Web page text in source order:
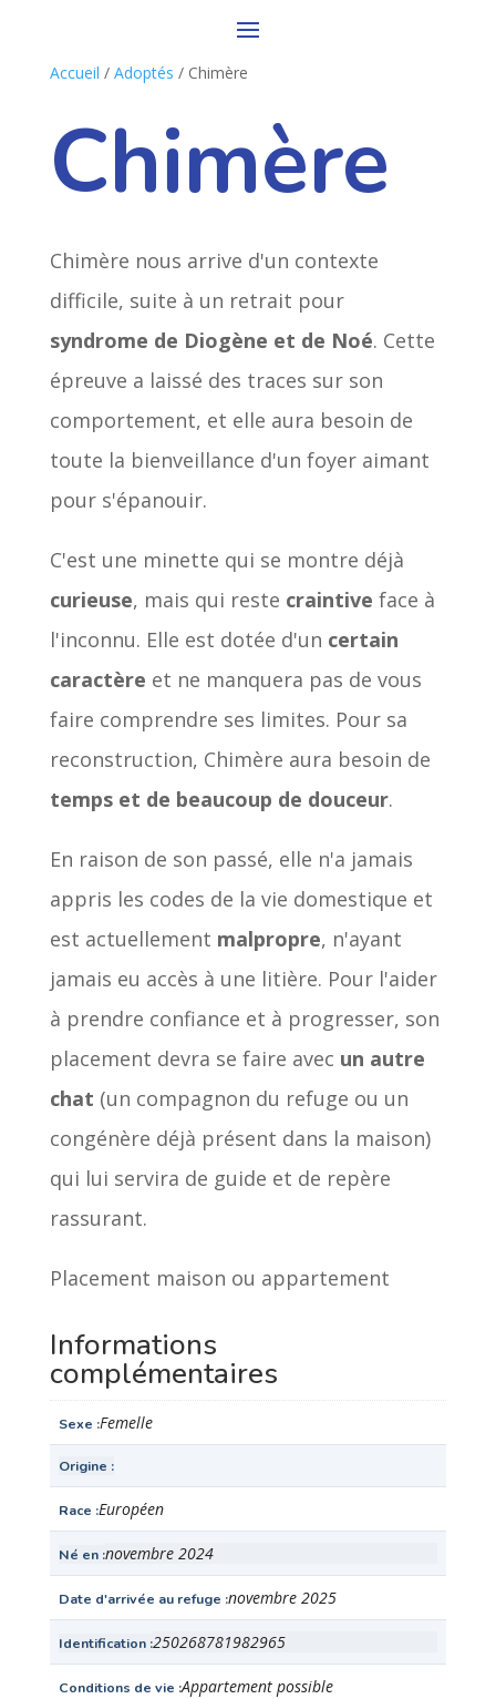
Accueil / Adoptés / Chimère
Chimère
Chimère nous arrive d'un contexte
difficile, suite à un retrait pour
syndrome de Diogène et de Noé. Cette
épreuve a laissé des traces sur son
comportement, et elle aura besoin de
toute la bienveillance d'un foyer aimant
pour s'épanouir.
C'est une minette qui se montre déjà
curieuse, mais qui reste craintive face à
l'inconnu. Elle est dotée d'un certain
caractère et ne manquera pas de vous
faire comprendre ses limites. Pour sa
reconstruction, Chimère aura besoin de
temps et de beaucoup de douceur.
En raison de son passé, elle n'a jamais
appris les codes de la vie domestique et
est actuellement malpropre, n'ayant
jamais eu accès à une litière. Pour l'aider
à prendre confiance et à progresser, son
placement devra se faire avec un autre
chat (un compagnon du refuge ou un
congénère déjà présent dans la maison)
qui lui servira de guide et de repère
rassurant.
Placement maison ou appartement
Informations
complémentaires
Sexe Femelle
Origine
Race Européen
Né en novembre 2024
Date d'arrivée au refuge novembre 2025
Identification 250268781982965
Conditions de vie Appartement possible